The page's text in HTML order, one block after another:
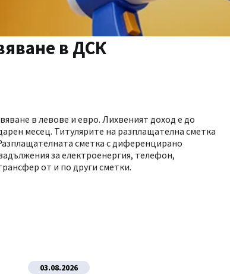
в ДСК
в левове и евро. Лихвеният доход е до
месец. Титулярите на разплащателна сметка
сметка с диференцирано
за електроенергия, телефон,
от и по други сметки.
03.08.2026